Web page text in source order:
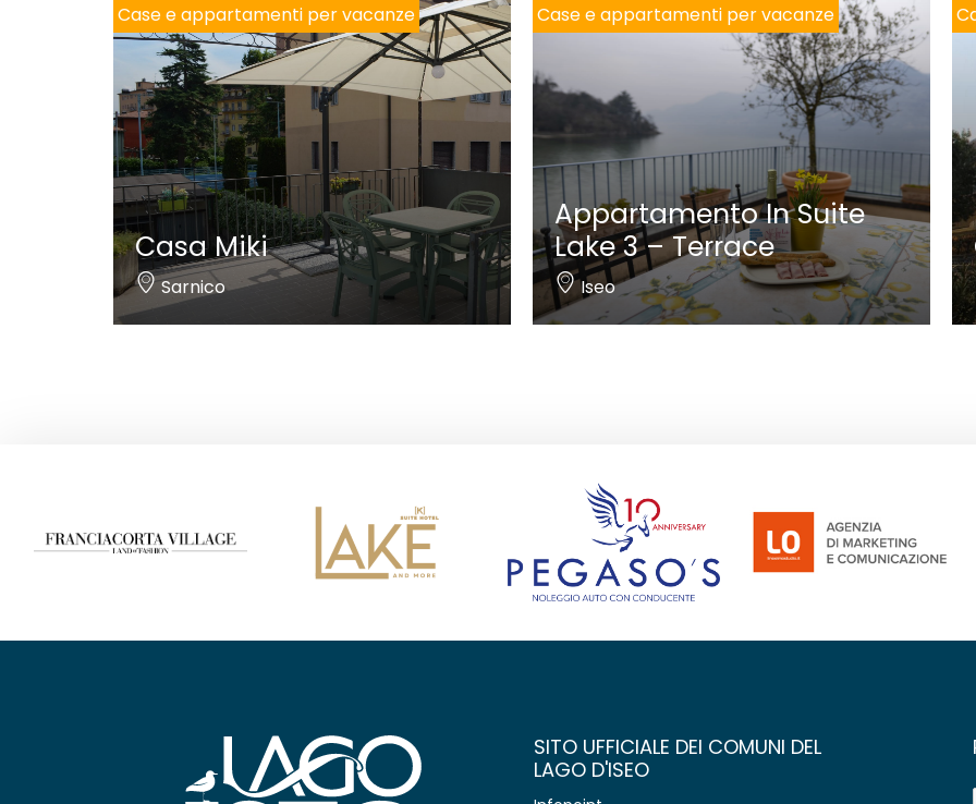
Case e appartamenti per vacanze
Casa Miki
Sarnico
Case e appartamenti per vacanze
Appartamento In Suite
Lake 3 – Terrace
Iseo
SITO UFFICIALE DEI COMUNI DEL
LAGO D'ISEO